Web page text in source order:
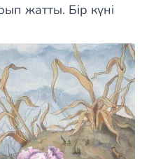
жатты. Бір күні